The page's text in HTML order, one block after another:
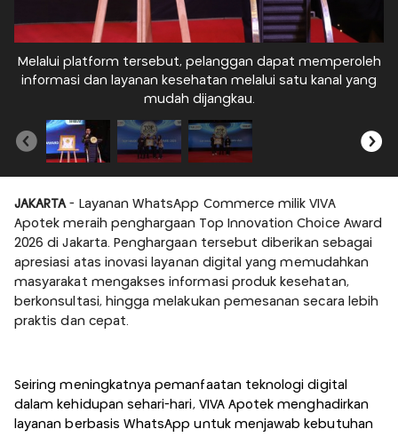
Melalui platform tersebut, pelanggan dapat memperoleh
informasi dan layanan kesehatan melalui satu kanal yang
mudah dijangkau.
JAKARTA - Layanan WhatsApp Commerce milik VIVA
Apotek meraih penghargaan Top Innovation Choice Award
2026 di Jakarta. Penghargaan tersebut diberikan sebagai
apresiasi atas inovasi layanan digital yang memudahkan
masyarakat mengakses informasi produk kesehatan,
berkonsultasi, hingga melakukan pemesanan secara lebih
praktis dan cepat.
Seiring meningkatnya pemanfaatan teknologi digital
dalam kehidupan sehari-hari, VIVA Apotek menghadirkan
layanan berbasis WhatsApp untuk menjawab kebutuhan